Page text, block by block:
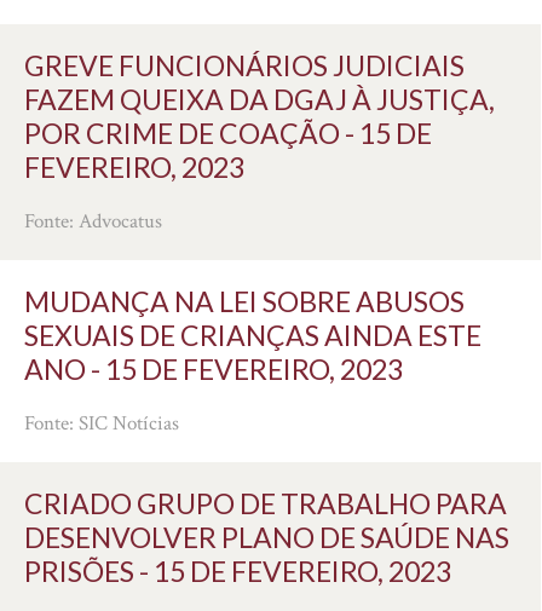
GREVE FUNCIONÁRIOS JUDICIAIS
FAZEM QUEIXA DA DGAJ À JUSTIÇA,
POR CRIME DE COAÇÃO - 15 DE
FEVEREIRO, 2023
Fonte: Advocatus
MUDANÇA NA LEI SOBRE ABUSOS
SEXUAIS DE CRIANÇAS AINDA ESTE
ANO - 15 DE FEVEREIRO, 2023
Fonte: SIC Notícias
CRIADO GRUPO DE TRABALHO PARA
DESENVOLVER PLANO DE SAÚDE NAS
PRISÕES - 15 DE FEVEREIRO, 2023